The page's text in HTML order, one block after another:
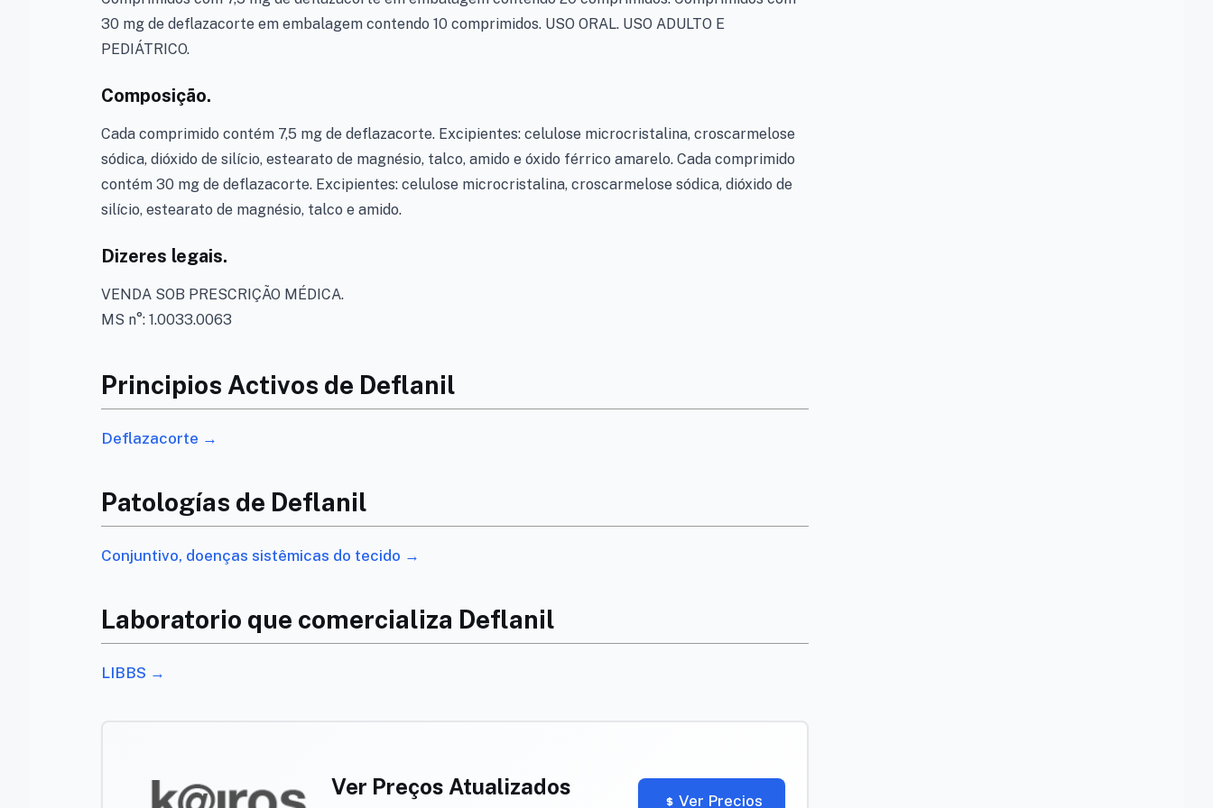
30 mg de deflazacorte em embalagem contendo 10 comprimidos. USO ORAL. USO ADULTO E
PEDIÁTRICO.
Composição.
Cada comprimido contém 7,5 mg de deflazacorte. Excipientes: celulose microcristalina, croscarmelose
sódica, dióxido de silício, estearato de magnésio, talco, amido e óxido férrico amarelo. Cada comprimido
contém 30 mg de deflazacorte. Excipientes: celulose microcristalina, croscarmelose sódica, dióxido de
silício, estearato de magnésio, talco e amido.
Dizeres legais.
VENDA SOB PRESCRIÇÃO MÉDICA.
MS n°: 1.0033.0063
Principios Activos de Deflanil
Deflazacorte →
Patologías de Deflanil
Conjuntivo, doenças sistêmicas do tecido →
Laboratorio que comercializa Deflanil
LIBBS →
Ver Preços Atualizados
Ver Precios